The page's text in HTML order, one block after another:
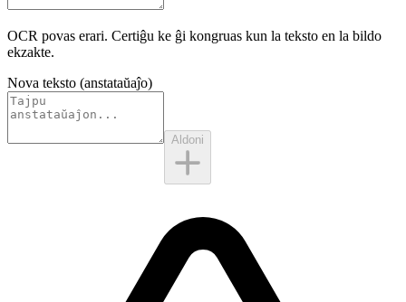
OCR povas erari. Certiĝu ke ĝi kongruas kun la teksto en la bildo
ekzakte.
Nova teksto (anstataŭaĵo)
Aldoni